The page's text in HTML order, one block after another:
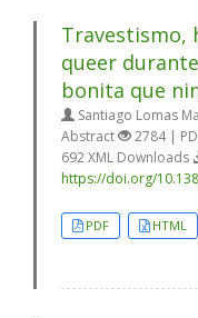
Travestismo,
queer
bonita que
Santiago Lomas
Abstract
2784 |
692 XML Downloads
https://doi.org/
PDF HTML